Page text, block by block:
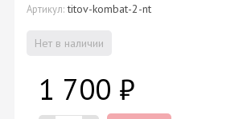
Артикул: titov-kombat-2-nt
Нет в наличии
1 700 ₽